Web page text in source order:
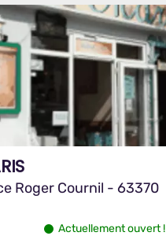
Roger Cournil - 63370
Actuellement ouvert !